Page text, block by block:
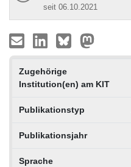
seit 06.10.2021
Zugehörige
Institution(en) am KIT
Publikationstyp
Publikationsjahr
Sprache